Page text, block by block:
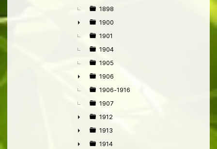
1898
►
1900
1901
1904
1905
►
1906
1906-1916
1907
►
1912
►
1913
1914